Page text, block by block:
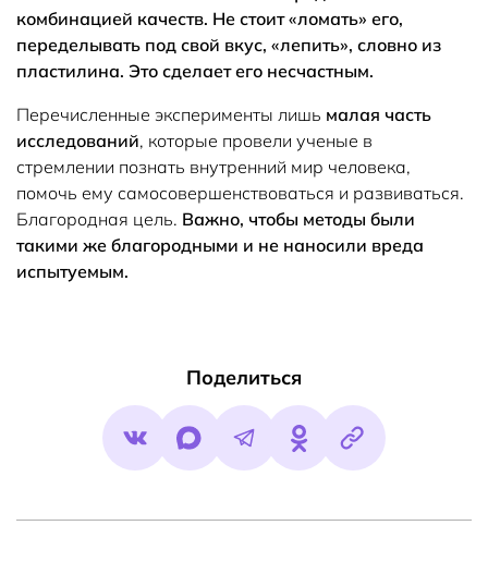
комбинацией качеств. Не стоит «ломать» его,
переделывать под свой вкус, «лепить», словно из
пластилина. Это сделает его несчастным.
Перечисленные эксперименты лишь малая часть
исследований, которые провели ученые в
стремлении познать внутренний мир человека,
помочь ему самосовершенствоваться и развиваться.
Благородная цель. Важно, чтобы методы были
такими же благородными и не наносили вреда
испытуемым.
Поделиться